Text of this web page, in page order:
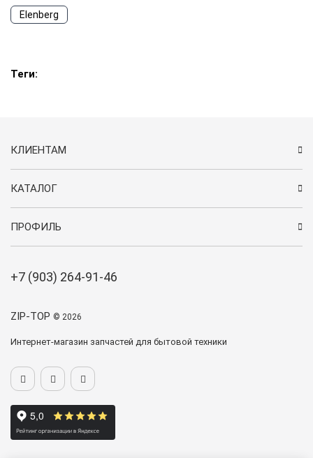
Elenberg
Теги:
ZIP-TOP © 2026
Интернет-магазин запчастей для бытовой техники
КЛИЕНТАМ
КАТАЛОГ
ПРОФИЛЬ
+7 (903) 264-91-46